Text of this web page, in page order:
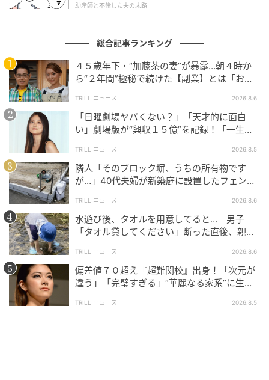
エキサイトニュース
エキサイトニュース
助産師と不倫した夫の末路
総合記事ランキング
４５歳年下・“加藤茶の妻”が暴露…朝４時か
ら“２年間”極秘で続けた【副業】とは「お金
TRILL ニュース 2026.8.6
「日曜劇場ヤバくない？」「天才的に面白
い」劇場版が“興収１５億”を記録！「一生言
TRILL ニュース 2026.8.5
隣人「そのブロック塀、うちの所有物です
が…」40代夫婦が新築庭に設置したフェン
TRILL ニュース 2026.8.6
水遊び後、タオルを用意してると… 男子
「タオル貸してください」断った直後、親が
TRILL ニュース 2026.8.6
偏差値７０超え『超難関校』出身！「次元が
違う」「完璧すぎる」“華麗なる家系”に生ま
TRILL ニュース 2026.8.5